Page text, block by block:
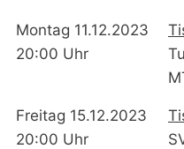
Montag 11.12.2023
20:00 Uhr
Freitag 15.12.2023
20:00 Uhr